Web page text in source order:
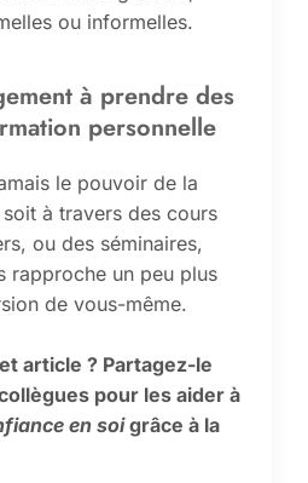
ou informelles.
à prendre des
personnelle
le pouvoir de la
à travers des cours
ou des séminaires,
rapproche un peu plus
de vous-même.
article ? Partagez-le
pour les aider à
en soigrâce à la